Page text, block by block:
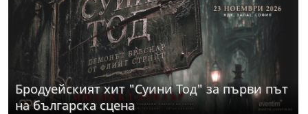
Бродуейският хит "Суини Тод" за първи път
на българска сцена